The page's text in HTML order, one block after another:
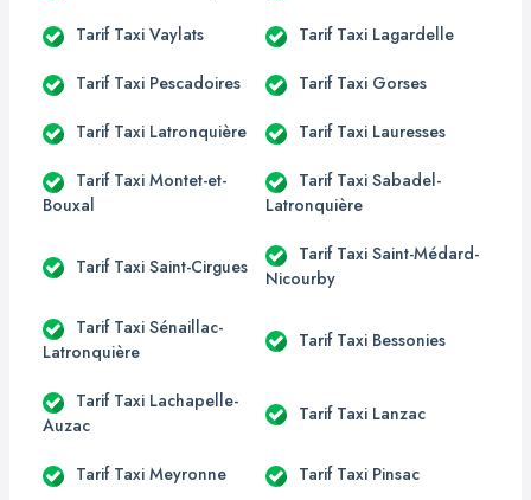
Tarif Taxi Vaylats Tarif Taxi Lagardelle
Tarif Taxi Pescadoires Tarif Taxi Gorses
Tarif Taxi Latronquière Tarif Taxi Lauresses
Tarif Taxi Montet-et-
Bouxal
Tarif Taxi Sabadel-
Latronquière
Tarif Taxi Saint-Cirgues
Tarif Taxi Saint-Médard-
Nicourby
Tarif Taxi Sénaillac-
Latronquière
Tarif Taxi Bessonies
Tarif Taxi Lachapelle-
Auzac
Tarif Taxi Lanzac
Tarif Taxi Meyronne Tarif Taxi Pinsac